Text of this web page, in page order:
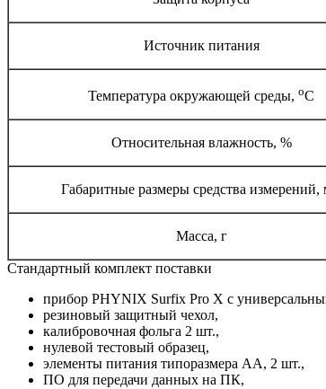
Источник питания
Температура окружающей среды, оС
Относительная влажность, %
Габаритные размеры средства измерений,
Масса, г
Стандартный комплект поставки
прибор PHYNIX Surfix Pro X с
резиновый защитный чехол,
калибровочная фольга 2 шт.,
нулевой тестовый образец,
элементы питания типоразмера АА, 2 шт.,
ПО для передачи данных на ПК,